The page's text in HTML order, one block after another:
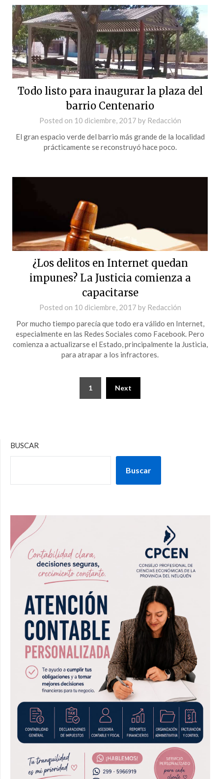
Todo listo para inaugurar la plaza del
barrio Centenario
Posted on 10 diciembre, 2017 by Redacción
El gran espacio verde del barrio más grande de la localidad
prácticamente se reconstruyó hace poco.
¿Los delitos en Internet quedan
impunes? La Justicia comienza a
capacitarse
Posted on 10 diciembre, 2017 by Redacción
Por mucho tiempo parecía que todo era válido en Internet,
especialmente en las Redes Sociales como Facebook. Pero
comienza a actualizarse el Estado, principalmente la Justicia,
para atrapar a los infractores.
1 Next
BUSCAR
Buscar